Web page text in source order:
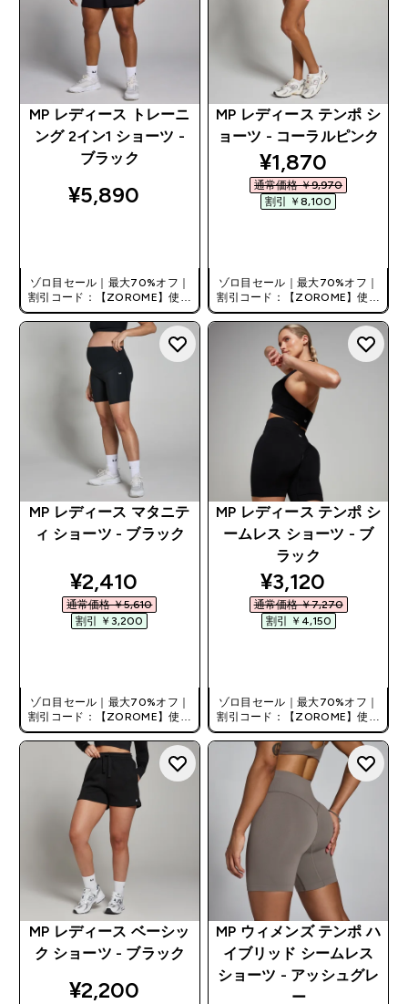
MP レディース トレーニ
ング 2イン1 ショーツ -
ブラック
¥5,890‎
ゾロ目セール｜最大70%オフ｜
割引コード：【ZOROME】使用
で追加10%オフ！
MP レディース テンポ シ
ョーツ - コーラルピンク
discounted
¥1,870‎
通常価格 ￥9,970‎
割引 ￥8,100‎
ゾロ目セール｜最大70%オフ｜
割引コード：【ZOROME】使用
で追加10%オフ！
MP レディース マタニテ
ィ ショーツ - ブラック
discounted price
¥2,410‎
通常価格 ￥5,610‎
割引 ￥3,200‎
ゾロ目セール｜最大70%オフ｜
割引コード：【ZOROME】使用
で追加10%オフ！
MP レディース テンポ シ
ームレス ショーツ - ブ
ラック
discounted
¥3,120‎
通常価格 ￥7,270‎
割引 ￥4,150‎
ゾロ目セール｜最大70%オフ｜
割引コード：【ZOROME】使用
で追加10%オフ！
MP レディース ベーシッ
ク ショーツ - ブラック
discounted price
¥2,200‎
MP ウィメンズ テンポ ハ
イブリッド シームレス
ショーツ - アッシュグレ
ー